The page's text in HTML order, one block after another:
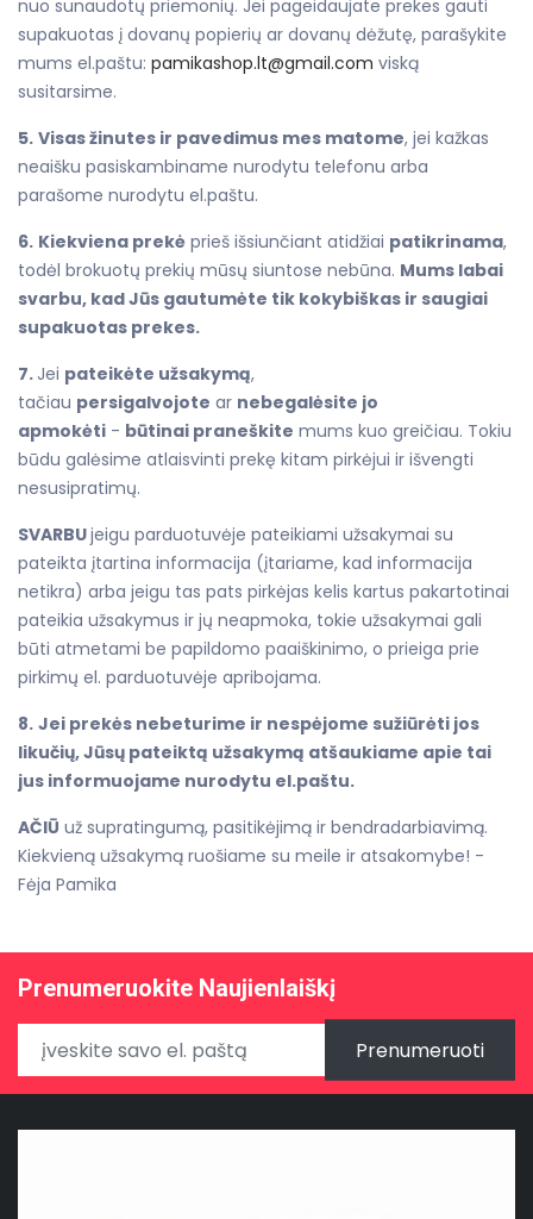
nuo sunaudotų priemonių. Jei pageidaujate prekes gauti
supakuotas į dovanų popierių ar dovanų dėžutę, parašykite
mums el.paštu: pamikashop.lt@gmail.com viską
susitarsime.
5. Visas žinutes ir pavedimus mes matome, jei kažkas
neaišku pasiskambiname nurodytu telefonu arba
parašome nurodytu el.paštu.
6. Kiekviena prekė prieš išsiunčiant atidžiai patikrinama,
todėl brokuotų prekių mūsų siuntose nebūna. Mums labai
svarbu, kad Jūs gautumėte tik kokybiškas ir saugiai
supakuotas prekes.
7. Jei pateikėte užsakymą,
tačiau persigalvojote ar nebegalėsite jo
apmokėti - būtinai praneškite mums kuo greičiau. Tokiu
būdu galėsime atlaisvinti prekę kitam pirkėjui ir išvengti
nesusipratimų.
SVARBUjeigu parduotuvėje pateikiami užsakymai su
pateikta įtartina informacija (įtariame, kad informacija
netikra) arba jeigu tas pats pirkėjas kelis kartus pakartotinai
pateikia užsakymus ir jų neapmoka, tokie užsakymai gali
būti atmetami be papildomo paaiškinimo, o prieiga prie
pirkimų el. parduotuvėje apribojama.
8. Jei prekės nebeturime ir nespėjome sužiūrėti jos
likučių, Jūsų pateiktą užsakymą atšaukiame apie tai
jus informuojame nurodytu el.paštu.
AČIŪ už supratingumą, pasitikėjimą ir bendradarbiavimą.
Kiekvieną užsakymą ruošiame su meile ir atsakomybe! -
Fėja Pamika
Prenumeruokite Naujienlaiškį
Prenumeruoti